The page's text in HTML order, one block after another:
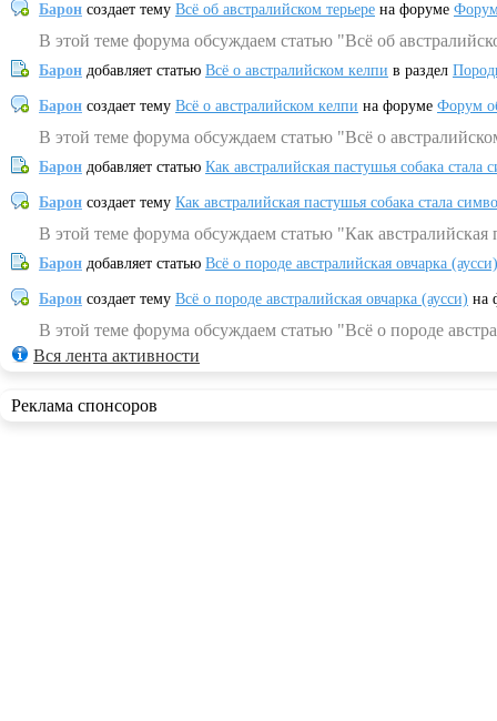
Барон создает тему Всё об австралийском терьере на форуме
В этой теме форума обсуждаем статью "Всё об
Барон добавляет статью Всё о австралийском келпи в раздел
Барон создает тему Всё о австралийском келпи на форуме Форум
В этой теме форума обсуждаем статью "Всё о
Барон добавляет статью Как австралийская пастушья собака
Барон создает тему Как австралийская пастушья собака стала
В этой теме форума обсуждаем статью "Как
Барон добавляет статью Всё о породе австралийская овчарка (аусси)
Барон создает тему Всё о породе австралийская овчарка (аусси) на
В этой теме форума обсуждаем статью "Всё о породе
Вся лента активности
Реклама спонсоров